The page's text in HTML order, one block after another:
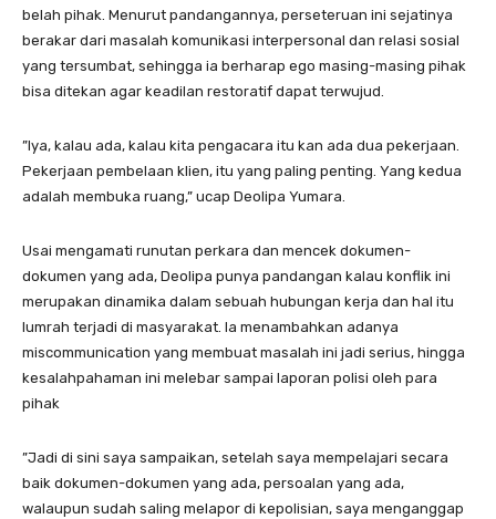
belah pihak. Menurut pandangannya, perseteruan ini sejatinya
berakar dari masalah komunikasi interpersonal dan relasi sosial
yang tersumbat, sehingga ia berharap ego masing-masing pihak
bisa ditekan agar keadilan restoratif dapat terwujud.
​”Iya, kalau ada, kalau kita pengacara itu kan ada dua pekerjaan.
Pekerjaan pembelaan klien, itu yang paling penting. Yang kedua
adalah membuka ruang,” ucap Deolipa Yumara.
​Usai mengamati runutan perkara dan mencek dokumen-
dokumen yang ada, Deolipa punya pandangan kalau konflik ini
merupakan dinamika dalam sebuah hubungan kerja dan hal itu
lumrah terjadi di masyarakat. Ia menambahkan adanya
miscommunication yang membuat masalah ini jadi serius, hingga
kesalahpahaman ini melebar sampai laporan polisi oleh para
pihak
​”Jadi di sini saya sampaikan, setelah saya mempelajari secara
baik dokumen-dokumen yang ada, persoalan yang ada,
walaupun sudah saling melapor di kepolisian, saya menganggap